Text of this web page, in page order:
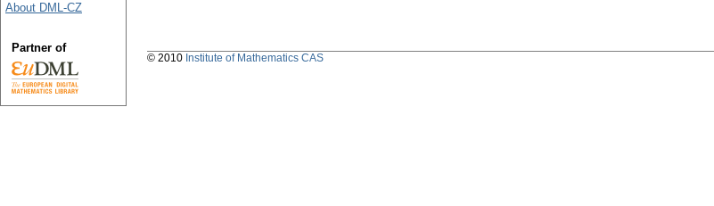
About DML-CZ
Partner of
© 2010 Institute of Mathematics CAS